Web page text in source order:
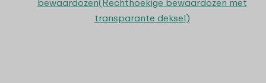
transparante deksel)